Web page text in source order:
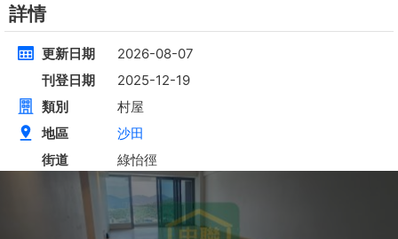
九龍廣場
長沙灣 青山道485號
建築 3631呎@$4,682
實用 2542呎 @$6,688